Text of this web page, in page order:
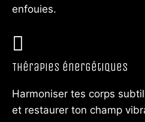
enfouies.
Thérapies énergétiques
Harmoniser tes corps
et restaurer ton champ